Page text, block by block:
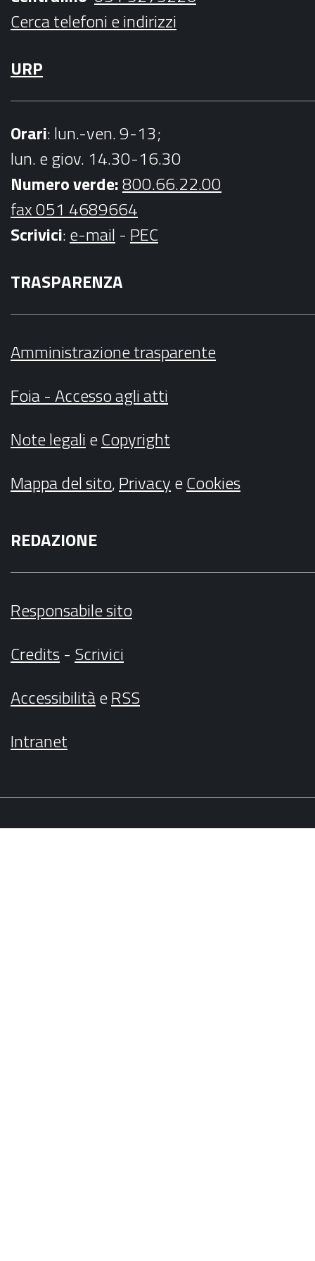
m
Cerca telefoni e indirizzi
URP
Orari: lun.-ven. 9-13;
lun. e giov. 14.30-16.30
Numero verde:800.66.22.00
fax 051 4689664
Scrivici:e-mail - PEC
TRASPARENZA
Amministrazione trasparente
Foia - Accesso agli atti
Note legalieCopyright
Mappa del sito,PrivacyeCookies
REDAZIONE
Responsabile sito
Credits- Scrivici
AccessibilitàeRSS
Intranet